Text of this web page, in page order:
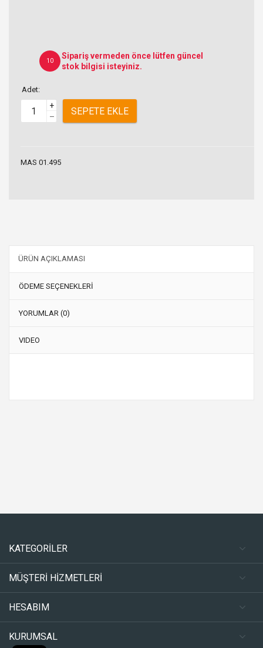
10
Sipariş vermeden önce lütfen güncel
stok bilgisi isteyiniz.
Adet:
+
–
SEPETE EKLE
MAS 01.495
ÜRÜN AÇIKLAMASI
ÖDEME SEÇENEKLERİ
YORUMLAR (0)
VIDEO
KATEGORİLER
MÜŞTERİ HİZMETLERİ
HESABIM
KURUMSAL